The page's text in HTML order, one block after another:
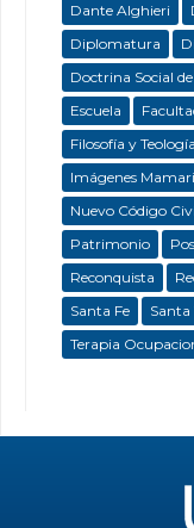
Dante Alghieri
Diplomatura
Doctrina Social
Escuela
Filosofía y Teología
Imágenes
Nuevo Código
Patrimonio
Reconquista
Santa Fe
Santa
Terapia